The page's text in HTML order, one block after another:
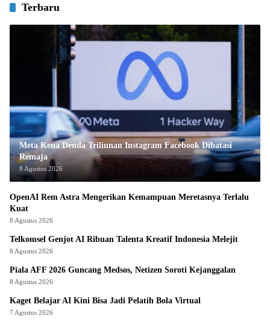
Terbaru
Meta Kena Denda Triliunan Instagram Facebook Dibatasi
Remaja
8 Agustus 2026
OpenAI Rem Astra Mengerikan Kemampuan Meretasnya Terlalu
Kuat
8 Agustus 2026
Telkomsel Genjot AI Ribuan Talenta Kreatif Indonesia Melejit
8 Agustus 2026
Piala AFF 2026 Guncang Medsos, Netizen Soroti Kejanggalan
8 Agustus 2026
Kaget Belajar AI Kini Bisa Jadi Pelatih Bola Virtual
7 Agustus 2026